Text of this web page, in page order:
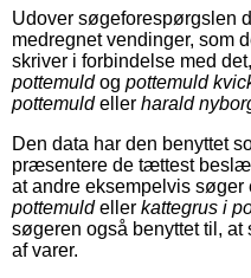
Udover søgeforespørgslen
medregnet vendinger, som
skriver i forbindelse med
pottemuldog pottemuld
pottemuldeller harald
Den data har den benyttet
præsentere de tættest
at andre eksempelvis søger
pottemuldeller kattegrus i
søgeren også benyttet til,
af varer.